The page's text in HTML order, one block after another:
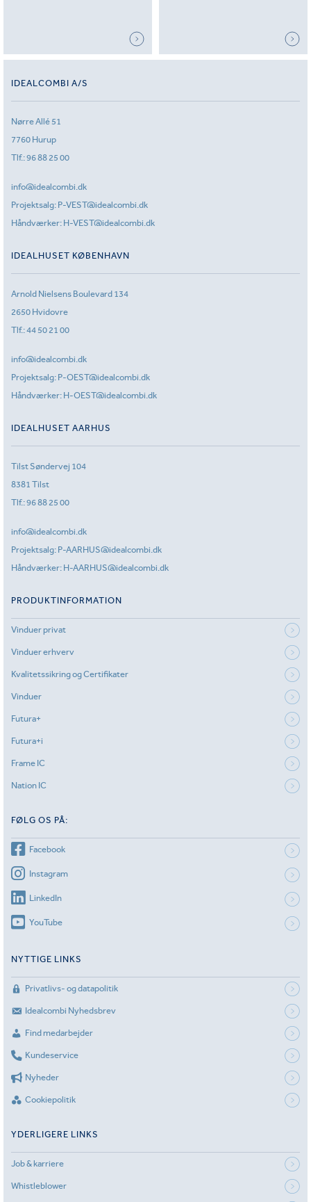
IDEALCOMBI A/S
Nørre Allé 51
7760 Hurup
Tlf.:96 88 25 00
info@idealcombi.dk
Projektsalg: P-VEST@idealcombi.dk
Håndværker: H-VEST@idealcombi.dk
IDEALHUSET KØBENHAVN
Arnold Nielsens Boulevard 134
2650 Hvidovre
Tlf.:44 50 21 00
info@idealcombi.dk
Projektsalg: P-OEST@idealcombi.dk
Håndværker: H-OEST@idealcombi.dk
IDEALHUSET AARHUS
Tilst Søndervej 104
8381 Tilst
Tlf.:96 88 25 00
info@idealcombi.dk
Projektsalg: P-AARHUS@idealcombi.dk
Håndværker: H-AARHUS@idealcombi.dk
PRODUKTINFORMATION
Vinduer privat
Vinduer erhverv
Kvalitetssikring og Certifikater
Vinduer
Futura+
Futura+i
Frame IC
Nation IC
FØLG OS PÅ:
Facebook
Instagram
LinkedIn
YouTube
NYTTIGE LINKS
Privatlivs- og datapolitik
Idealcombi Nyhedsbrev
Find medarbejder
Kundeservice
Nyheder
Cookiepolitik
YDERLIGERE LINKS
Job & karriere
Whistleblower